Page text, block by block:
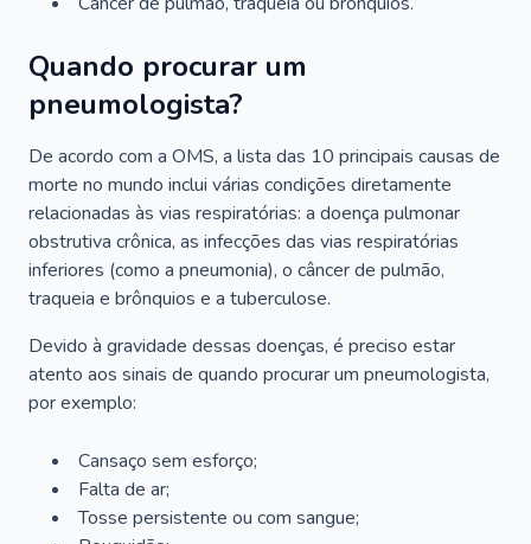
Quando procurar um
pneumologista?
De acordo com a OMS, a lista das 10 principais causas de
morte no mundo inclui várias condições diretamente
relacionadas às vias respiratórias: a doença pulmonar
obstrutiva crônica, as infecções das vias respiratórias
inferiores (como a pneumonia), o câncer de pulmão,
traqueia e brônquios e a tuberculose.
Devido à gravidade dessas doenças, é preciso estar
atento aos sinais de quando procurar um pneumologista,
por exemplo:
Cansaço sem esforço;
Falta de ar;
Tosse persistente ou com sangue;